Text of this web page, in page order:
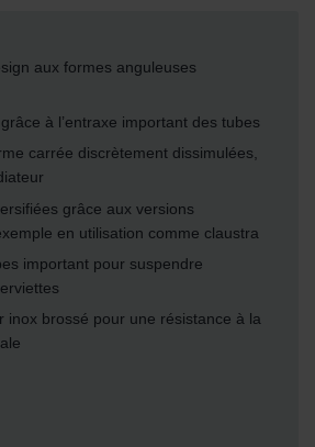
aux formes anguleuses
à l’entraxe important des tubes
carrée discrètement dissimulées,
grâce aux versions
en utilisation comme claustra
important pour suspendre
inox brossé pour une résistance à la